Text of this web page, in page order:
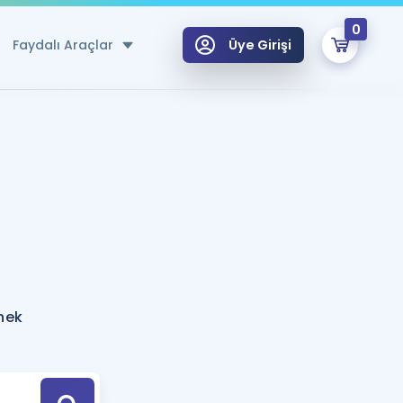
Faydalı Araçlar
Hesaplama Aracı
için Öneriler
Tek Takvimde
Üye Girişi
0